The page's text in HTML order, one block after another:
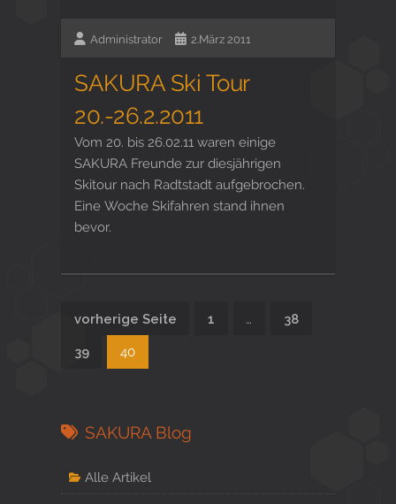
Administrator 2.März 2011
SAKURA Ski Tour
20.-26.2.2011
Vom 20. bis 26.02.11 waren einige
SAKURA Freunde zur diesjährigen
Skitour nach Radtstadt aufgebrochen.
Eine Woche Skifahren stand ihnen
bevor.
vorherige Seite 1 … 38
39 40
SAKURA Blog
Alle Artikel